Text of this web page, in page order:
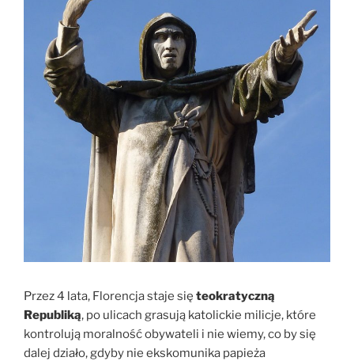
Przez 4 lata, Florencja staje się teokratyczną
Republiką, po ulicach grasują katolickie milicje, które
kontrolują moralność obywateli i nie wiemy, co by się
dalej działo, gdyby nie ekskomunika papieża